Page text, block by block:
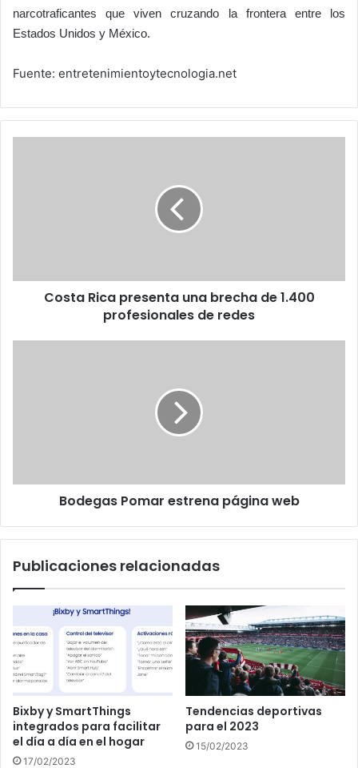
narcotraficantes que viven cruzando la frontera entre los
Estados Unidos y México.
Fuente: entretenimientoytecnologia.net
de
Costa Rica presenta una brecha de 1.400
profesionales de redes
Bodegas Pomar estrena página web
Publicaciones relacionadas
Bixby y SmartThings
integrados para facilitar
el día a día en el hogar
17/02/2023
Tendencias deportivas
para el 2023
15/02/2023